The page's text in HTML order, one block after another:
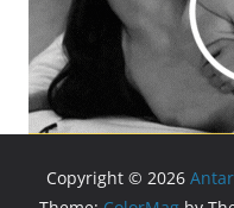
Copyright © 2026